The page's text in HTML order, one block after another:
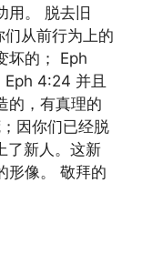
用。 脱去旧
从前行为上的
坏的； Eph
4:24 并且
的，有真理的
因你们已经脱
了新人。这新
形像。 敬拜的